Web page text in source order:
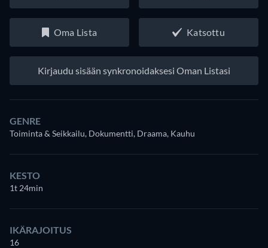
Oma Lista Katsottu
Kirjaudu sisään synkronoidaksesi Oman Listasi
GENRE
Toiminta & Seikkailu, Dokumentti, Draama, Kauhu
KESTO
1t 24min
IKÄRAJOITUS
16